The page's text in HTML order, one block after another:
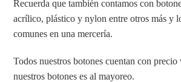
Recuerda que también contamos con
acrílico, plástico y nylon entre otros más y
comunes en una mercería.
Todos nuestros botones cuentan con
nuestros botones es al mayoreo.